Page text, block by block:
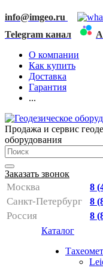
info@imgeo.ru
Telegram канал
О компании
Как купить
Доставка
Гарантия
...
Продажа и сервис
оборудования
Заказать звонок
Москва 8
Санкт-Петербург 8
Россия 8
Каталог